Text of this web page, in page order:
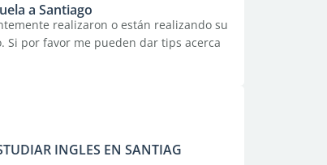
a Santiago
realizaron o están realizando su
Si por favor me pueden dar tips acerca
INGLES EN SANTIAG